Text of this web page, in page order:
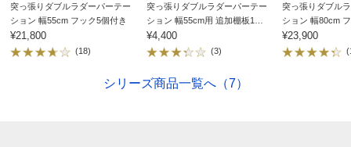
突っ張りダブルラダーパーテー
ション 幅55cm フック5個付き
¥21,800
(18)
突っ張りダブルラダーパーテー
ション 幅55cm用 追加棚板1枚
フック2個
¥4,400
(3)
突っ張りダブル
ション 幅80cm
¥23,900
シリーズ商品一覧へ（7）